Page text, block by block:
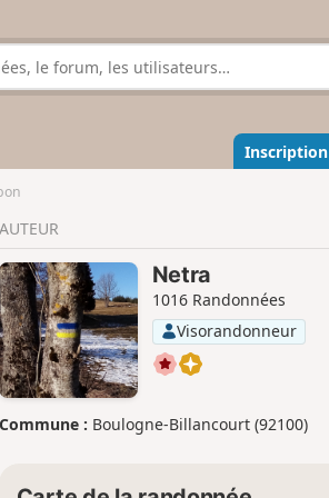
Inscription
AUTEUR
Netra
1016 Randonnées
Visorandonneur
Commune : Boulogne-Billancourt (92100)